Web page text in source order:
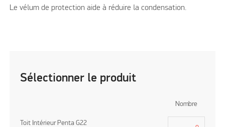
Le vélum de protection aide à réduire la condensation.
Sélectionner le produit
Nombre
Toit Intérieur Penta G22